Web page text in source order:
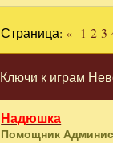
Ключи к играм
Страница: « 1 2 3
Надюшка
Помощник